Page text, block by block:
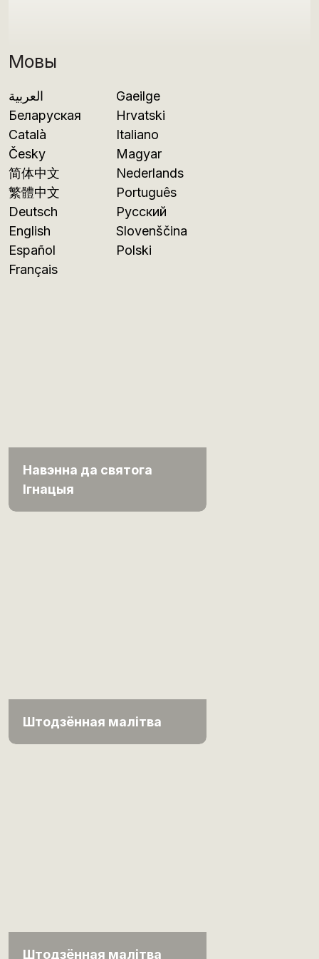
Мовы
العربية
Беларуская
Català
Česky
简体中文
繁體中文
Deutsch
English
Español
Français
Gaeilge
Hrvatski
Italiano
Magyar
Nederlands
Português
Русский
Slovenščina
Polski
Навэнна да святога
Ігнацыя
Штодзённая малітва
Штодзённая малітва